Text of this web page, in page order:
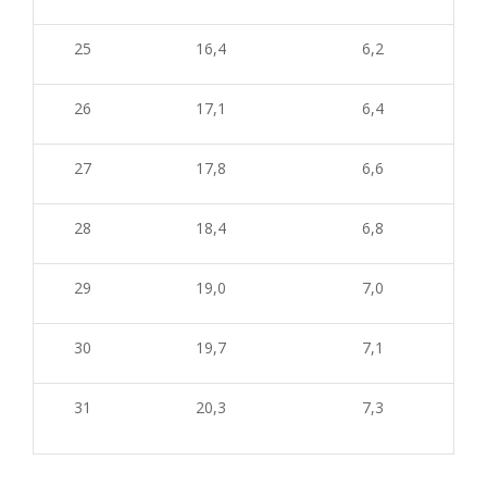
25 16,4 6,2
26 17,1 6,4
27 17,8 6,6
28 18,4 6,8
29 19,0 7,0
30 19,7 7,1
31 20,3 7,3